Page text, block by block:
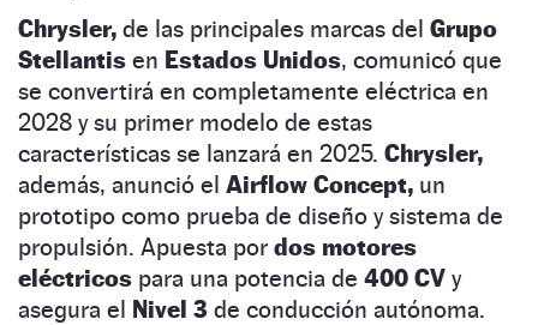
Chrysler, de las principales marcas del Grupo
Stellantis en Estados Unidos, comunicó que
se convertirá en completamente eléctrica en
2028 y su primer modelo de estas
características se lanzará en 2025. Chrysler,
además, anunció el Airflow Concept, un
prototipo como prueba de diseño y sistema de
propulsión. Apuesta por dos motores
eléctricos para una potencia de 400 CV y
asegura el Nivel 3 de conducción autónoma.